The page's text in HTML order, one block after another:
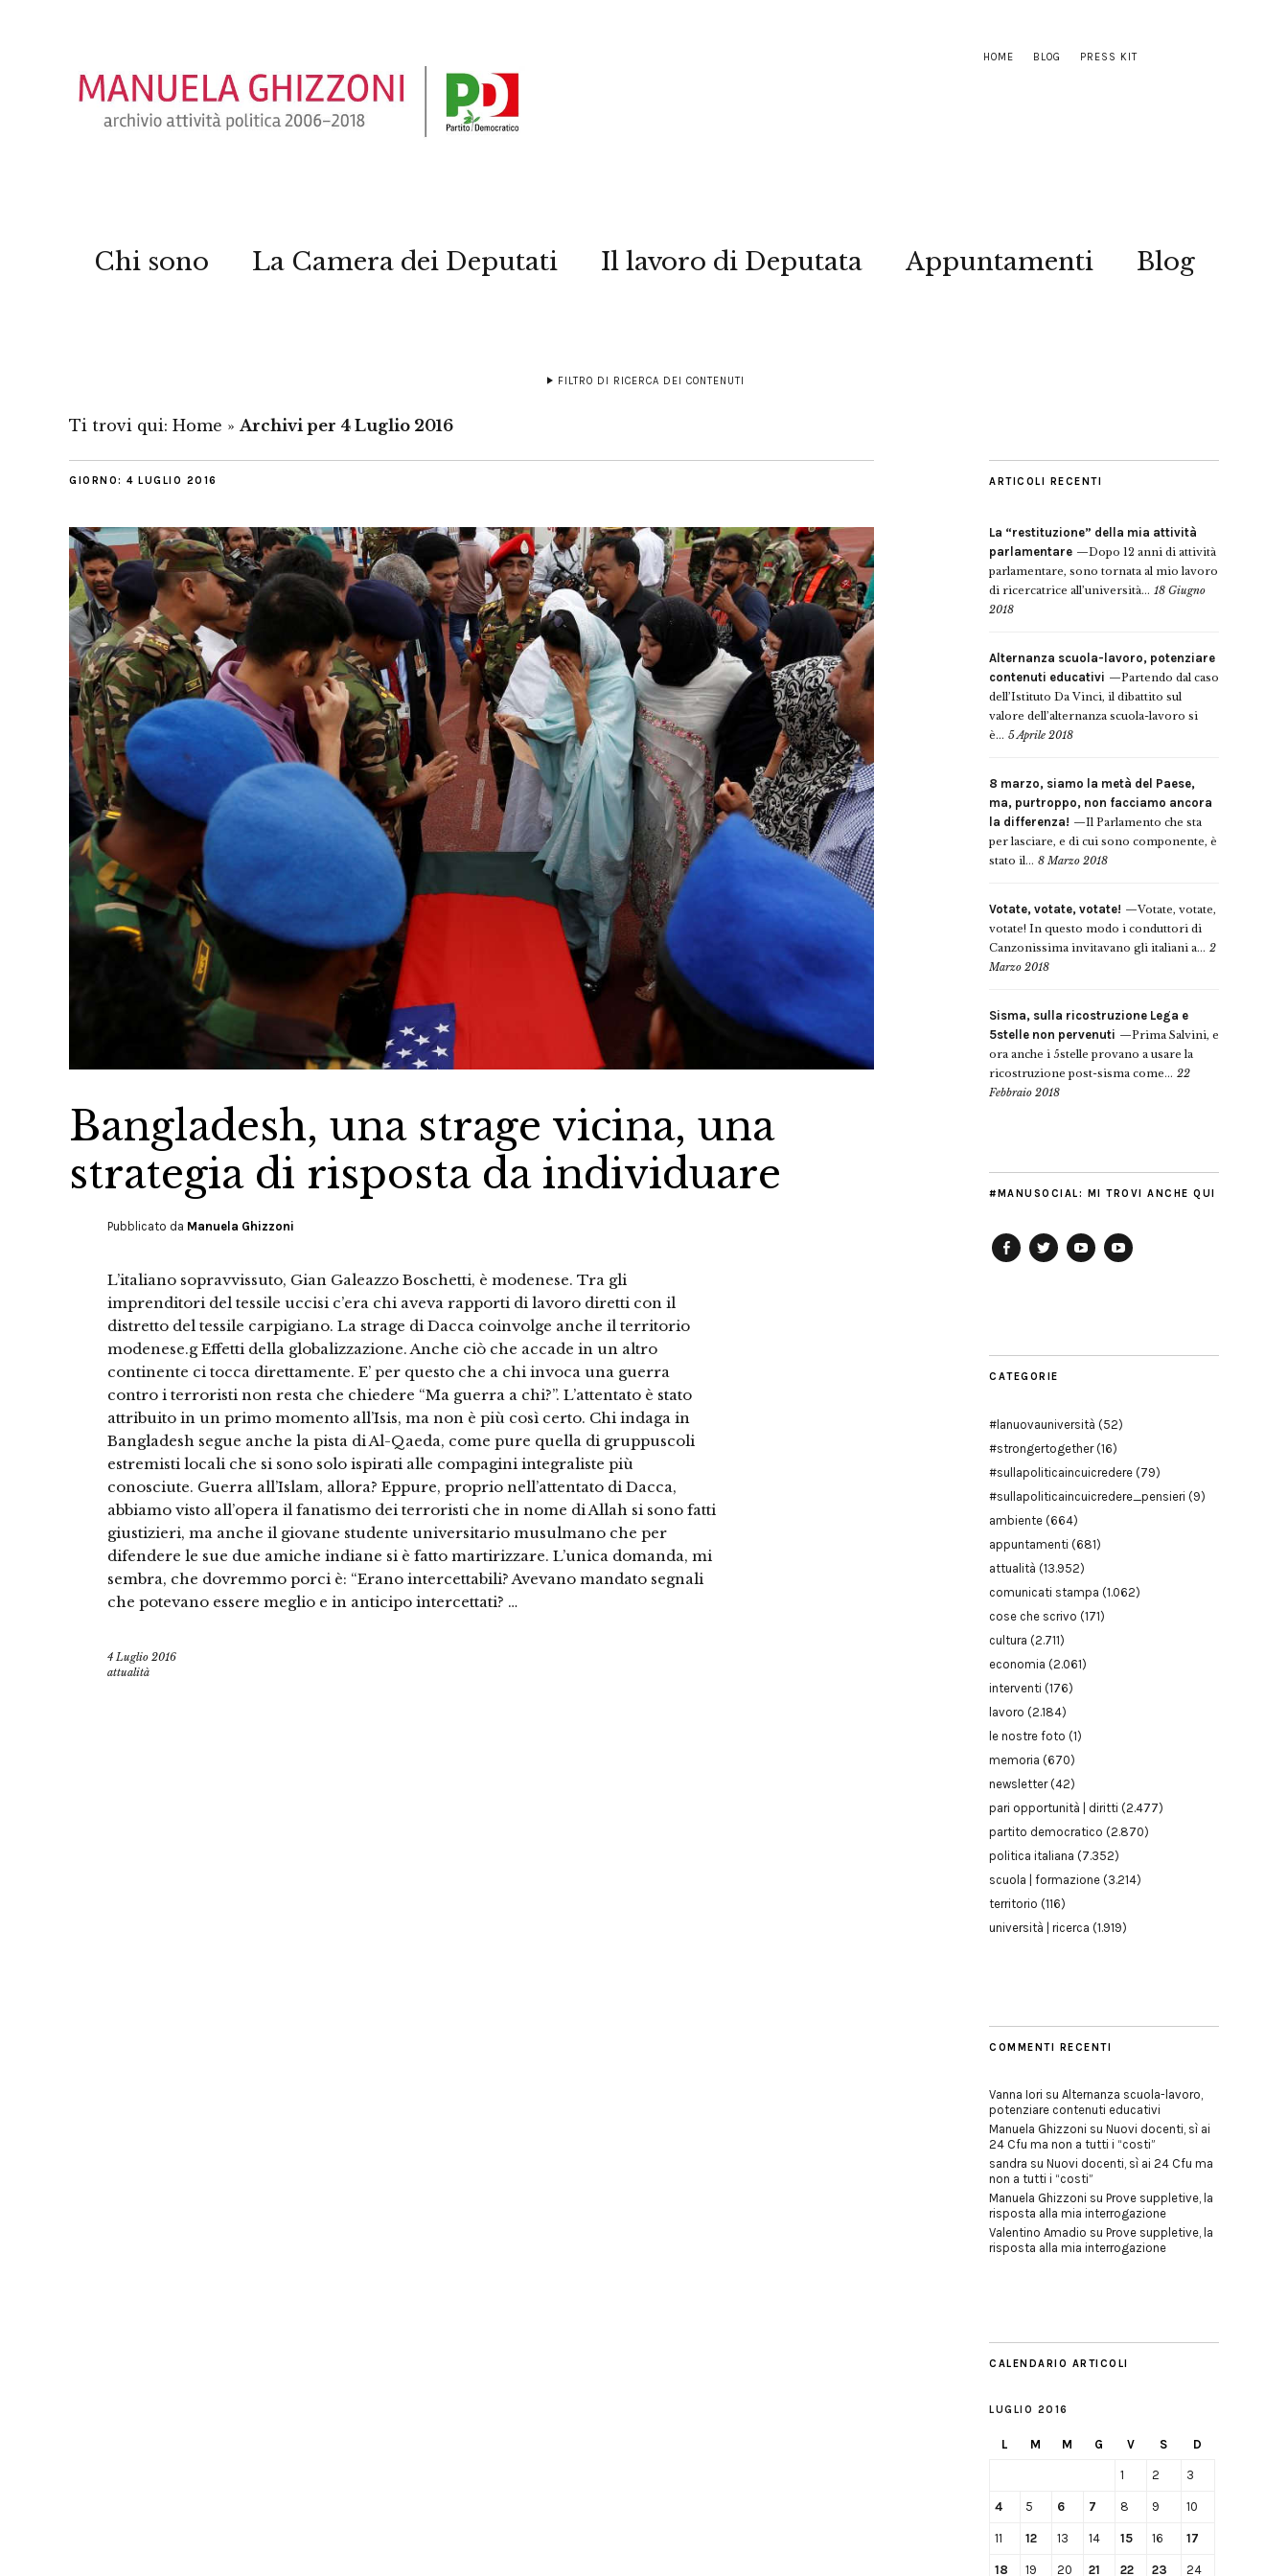
HOME BLOG PRESS KIT
Chi sono La Camera dei Deputati Il lavoro di Deputata Appuntamenti Blog
FILTRO DI RICERCA DEI CONTENUTI
Ti trovi qui: Home » Archivi per 4 Luglio 2016
GIORNO: 4 LUGLIO 2016
Bangladesh, una strage vicina, una
strategia di risposta da individuare
Pubblicato da Manuela Ghizzoni
L’italiano sopravvissuto, Gian Galeazzo Boschetti, è modenese. Tra gli
imprenditori del tessile uccisi c’era chi aveva rapporti di lavoro diretti con il
distretto del tessile carpigiano. La strage di Dacca coinvolge anche il territorio
modenese.g Effetti della globalizzazione. Anche ciò che accade in un altro
continente ci tocca direttamente. E’ per questo che a chi invoca una guerra
contro i terroristi non resta che chiedere “Ma guerra a chi?”. L’attentato è stato
attribuito in un primo momento all’Isis, ma non è più così certo. Chi indaga in
Bangladesh segue anche la pista di Al-Qaeda, come pure quella di gruppuscoli
estremisti locali che si sono solo ispirati alle compagini integraliste più
conosciute. Guerra all’Islam, allora? Eppure, proprio nell’attentato di Dacca,
abbiamo visto all’opera il fanatismo dei terroristi che in nome di Allah si sono fatti
giustizieri, ma anche il giovane studente universitario musulmano che per
difendere le sue due amiche indiane si è fatto martirizzare. L’unica domanda, mi
sembra, che dovremmo porci è: “Erano intercettabili? Avevano mandato segnali
che potevano essere meglio e in anticipo intercettati? …
4 Luglio 2016
attualità
ARTICOLI RECENTI
La “restituzione” della mia attività
parlamentare
Dopo 12 anni di attività
parlamentare, sono tornata al mio lavoro
di ricercatrice all’università... 18 Giugno
2018
Alternanza scuola-lavoro, potenziare
contenuti educativi
Partendo dal caso
dell’Istituto Da Vinci, il dibattito sul
valore dell’alternanza scuola-lavoro si
è... 5 Aprile 2018
8 marzo, siamo la metà del Paese,
ma, purtroppo, non facciamo ancora
la differenza!
Il Parlamento che sta
per lasciare, e di cui sono componente, è
stato il... 8 Marzo 2018
Votate, votate, votate!
Votate, votate,
votate! In questo modo i conduttori di
Canzonissima invitavano gli italiani a... 2
Marzo 2018
Sisma, sulla ricostruzione Lega e
5stelle non pervenuti
Prima Salvini, e
ora anche i 5stelle provano a usare la
ricostruzione post-sisma come... 22
Febbraio 2018
#MANUSOCIAL: MI TROVI ANCHE QUI
CATEGORIE
#lanuovauniversità (52)
#strongertogether(16)
#sullapoliticaincuicredere (79)
#sullapoliticaincuicredere_pensieri (9)
ambiente (664)
appuntamenti (681)
attualità (13.952)
comunicati stampa (1.062)
cose che scrivo (171)
cultura (2.711)
economia (2.061)
interventi (176)
lavoro (2.184)
le nostre foto (1)
memoria (670)
newsletter(42)
pari opportunità | diritti (2.477)
partito democratico (2.870)
politica italiana (7.352)
scuola | formazione (3.214)
territorio (116)
università | ricerca (1.919)
COMMENTI RECENTI
Vanna Iori su Alternanza scuola-lavoro,
potenziare contenuti educativi
Manuela Ghizzoni su Nuovi docenti, sì ai
24 Cfu ma non a tutti i “costi”
sandra su Nuovi docenti, sì ai 24 Cfu ma
non a tutti i “costi”
Manuela Ghizzoni su Prove suppletive, la
risposta alla mia interrogazione
Valentino Amadio su Prove suppletive, la
risposta alla mia interrogazione
CALENDARIO ARTICOLI
LUGLIO 2016
L M M G V S D
1 2 3
4 5 6 7 8 9 10
11 12 13 14 15 16 17
18 19 20 21 22 23 24